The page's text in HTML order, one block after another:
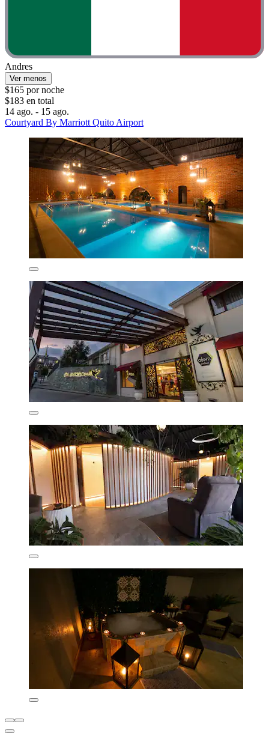
Andres
Ver menos
$165 por noche
$183 en total
14 ago. - 15 ago.
Courtyard By Marriott Quito Airport